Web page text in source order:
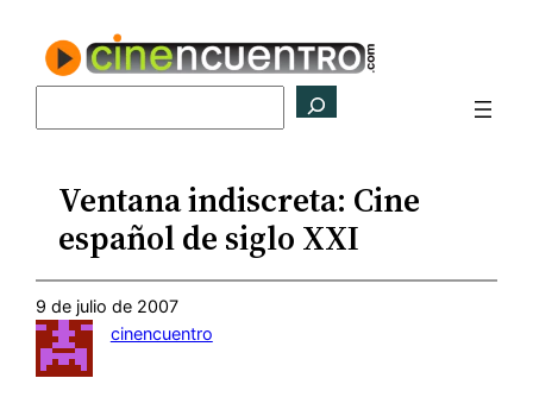
contenido
Ventana indiscreta: Cine
español de siglo XXI
9 de julio de 2007
cinencuentro